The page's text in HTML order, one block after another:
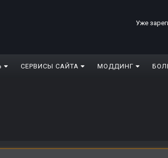
Уже
СЕРВИСЫ САЙТА МОДДИНГ